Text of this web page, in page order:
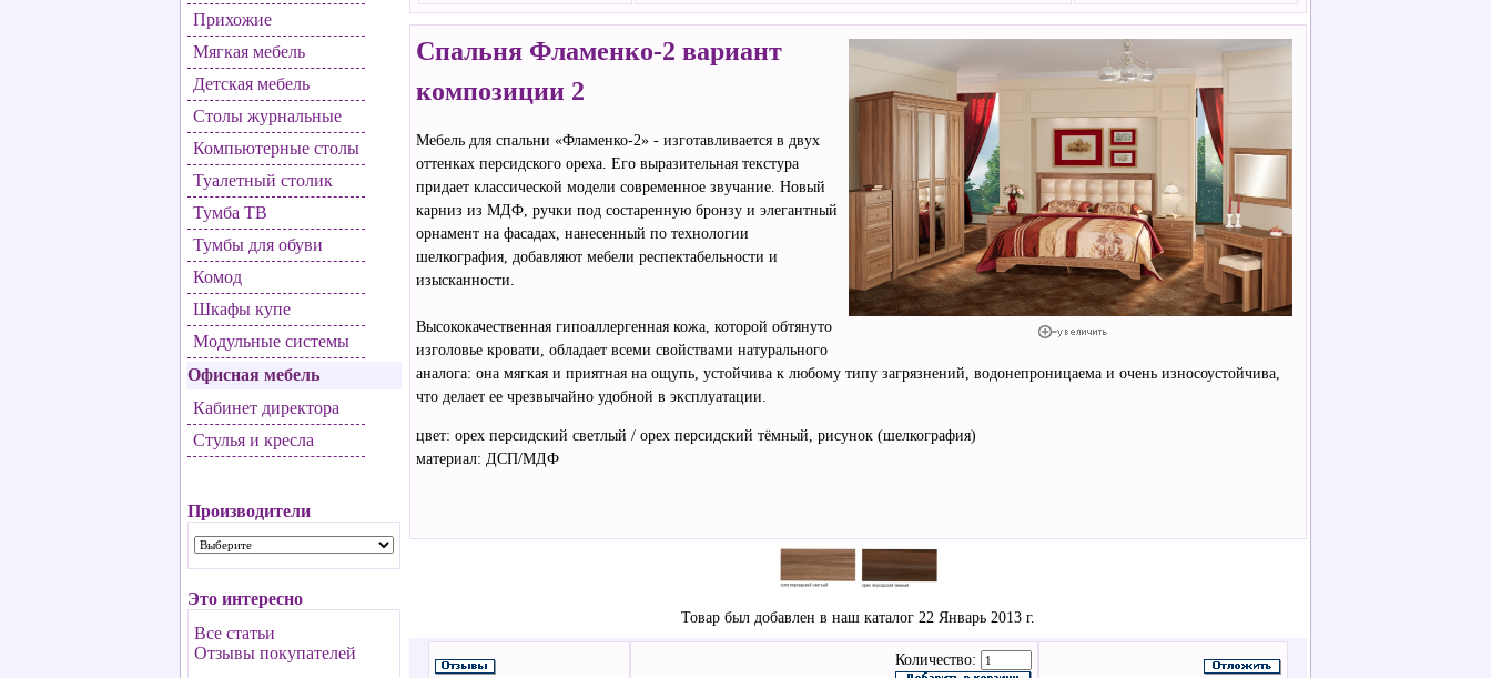
Прихожие
Мягкая мебель
Детская мебель
Столы журнальные
Компьютерные столы
Туалетный столик
Тумба ТВ
Тумбы для обуви
Комод
Шкафы купе
Модульные системы
Офисная мебель
Кабинет директора
Стулья и кресла
Производители
Это интересно
Все статьи
Отзывы покупателей
Спальня Фламенко-2 вариант
композиции 2
Мебель для спальни «Фламенко-2» - изготавливается в двух
оттенках персидского ореха. Его выразительная текстура
придает классической модели современное звучание. Новый
карниз из МДФ, ручки под состаренную бронзу и элегантный
орнамент на фасадах, нанесенный по технологии
шелкография, добавляют мебели респектабельности и
изысканности.
Высококачественная гипоаллергенная кожа, которой обтянуто
изголовье кровати, обладает всеми свойствами натурального
аналога: она мягкая и приятная на ощупь, устойчива к любому типу загрязнений, водонепроницаема и очень износоустойчива,
что делает ее чрезвычайно удобной в эксплуатации.
цвет: орех персидский светлый / орех персидский тёмный, рисунок (шелкография)
материал: ДСП/МДФ
Товар был добавлен в наш каталог 22 Январь 2013 г.
Количество: